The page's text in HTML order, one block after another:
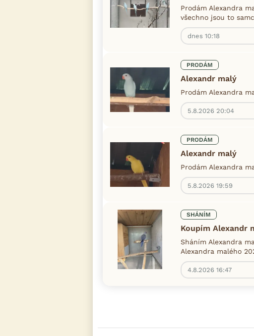
Prodám Alexandra
všechno jsou to
dnes 10:18
PRODÁM
Alexandr malý
Prodám Alexandra
5.8.2026 20:04
PRODÁM
Alexandr malý
Prodám Alexandra
5.8.2026 19:59
SHÁNÍM
Koupím Alexandr
Sháním Alexandra
Alexandra malého
4.8.2026 16:47